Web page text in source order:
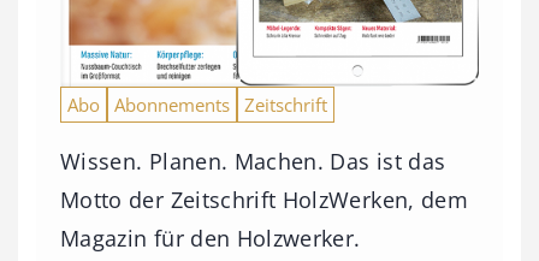
Abo Abonnements Zeitschrift
Wissen. Planen. Machen. Das ist das
Motto der Zeitschrift HolzWerken, dem
Magazin für den Holzwerker.